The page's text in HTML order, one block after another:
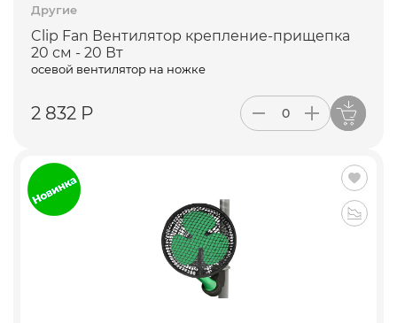
Другие
Clip Fan Вентилятор крепление-прищепка
20 см - 20 Вт
осевой вентилятор на ножке
2 832 Р